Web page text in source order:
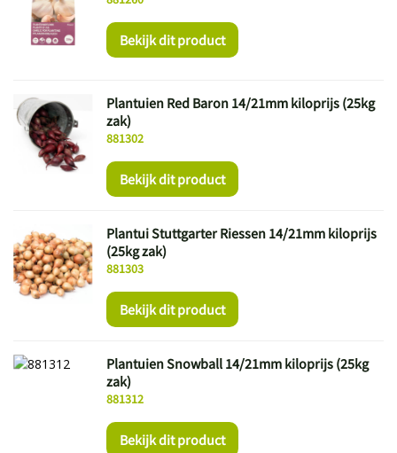
Bekijk dit product
881302
Plantuien Red Baron 14/21mm kiloprijs (25kg
zak)
Bekijk dit product
881303
Plantui Stuttgarter Riessen 14/21mm kiloprijs
(25kg zak)
Bekijk dit product
881312
Plantuien Snowball 14/21mm kiloprijs (25kg
zak)
Bekijk dit product